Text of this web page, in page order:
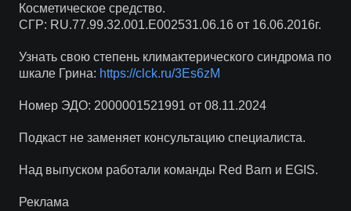
Косметическое средство.
СГР: RU.77.99.32.001.Е002531.06.16 от 16.06.2016г.
Узнать свою степень климактерического синдрома по
шкале Грина: https://clck.ru/3Es6zM
Номер ЭДО: 2000001521991 от 08.11.2024
Подкаст не заменяет консультацию специалиста.
Над выпуском работали команды Red Barn и EGIS.
Реклама